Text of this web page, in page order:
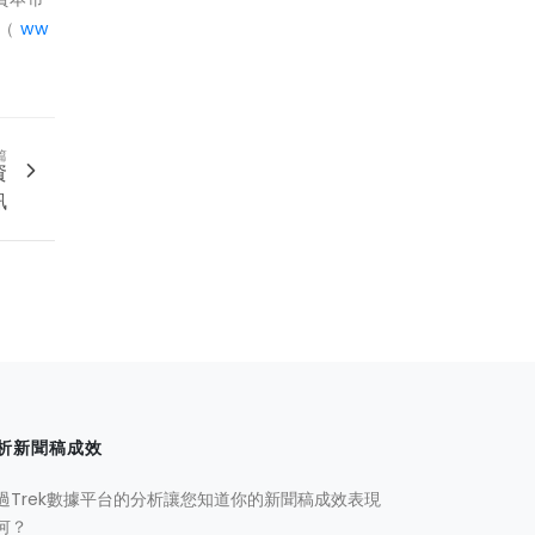
ww
新聞稿成效
Trek數據平台的分析讓您知道你的新聞稿成效表現
？